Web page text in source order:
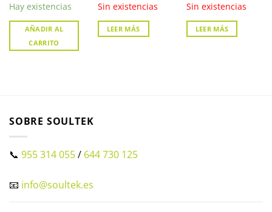
Hay existencias
AÑADIR AL
CARRITO
Sin existencias
LEER MÁS
Sin existencias
LEER MÁS
SOBRE SOULTEK
📞 955 314 055/ 644 730 125
📧 info@soultek.es